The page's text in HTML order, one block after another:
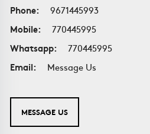
Phone:
9671445993
Mobile:
770445995
Whatsapp:
770445995
Email:
Message Us
MESSAGE US